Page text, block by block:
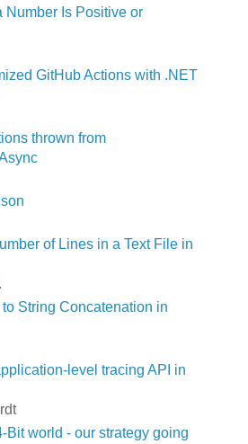
Number Is Positive or
GitHub Actions with .NET
thrown from
of Lines in a Text File in
String Concatenation in
level tracing API in
Bit world - our strategy going